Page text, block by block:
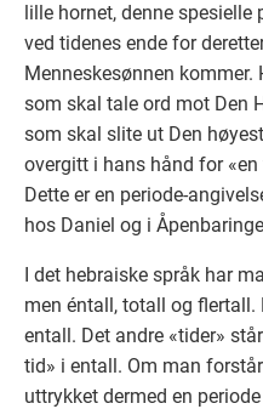
lille hornet, denne
ved tidenes ende for
Menneskesønnen
som skal tale ord mot Den
som skal slite ut Den
overgitt i hans hånd for
Dette er en periode-
hos Daniel og i
I det hebraiske språk har
men éntall, totall og flertall.
entall. Det andre «tider»
tid» i entall. Om man
uttrykket dermed en